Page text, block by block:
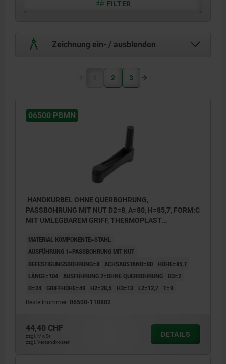
FILTER
Zeichnung ein- / ausblenden
1 2 3
06500 PBMN
HANDKURBEL OHNE QUERBOHRUNG,
PASSBOHRUNG MIT NUT D2=8, A=80, H=85,7, FORM:C
MIT UMLEGBAREM GRIFF, THERMOPLAST
MATERIAL KOMPONENTE=STAHL
AUSFÜHRUNG 1=PASSBOHRUNG MIT NUT
BEFESTIGUNGSBOHRUNG=8 ACHSABSTAND=80
HÖHE=85,7
LÄNGE=104 AUSFÜHRUNG 2=OHNE QUERBOHRUNG
B3=2
D=24
GRIFFHÖHE=49 H2=28,5 H3=13 L2=12,7 T=9
Bestellnummer: 06500-110802
44,40 CHF
zzgl. MwSt.
zzgl. Versandkosten
DETAILS